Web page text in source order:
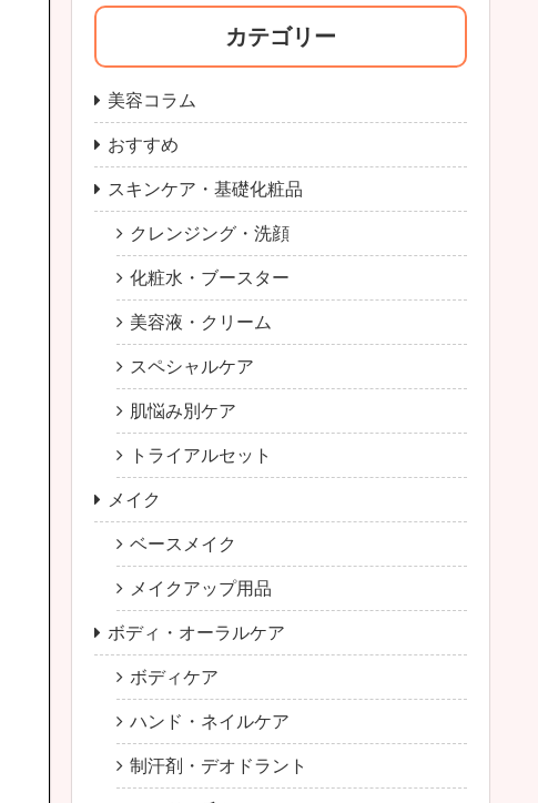
カテゴリー
美容コラム
おすすめ
スキンケア・基礎化粧品
クレンジング・洗顔
化粧水・ブースター
美容液・クリーム
スペシャルケア
肌悩み別ケア
トライアルセット
メイク
ベースメイク
メイクアップ用品
ボディ・オーラルケア
ボディケア
ハンド・ネイルケア
制汗剤・デオドラント